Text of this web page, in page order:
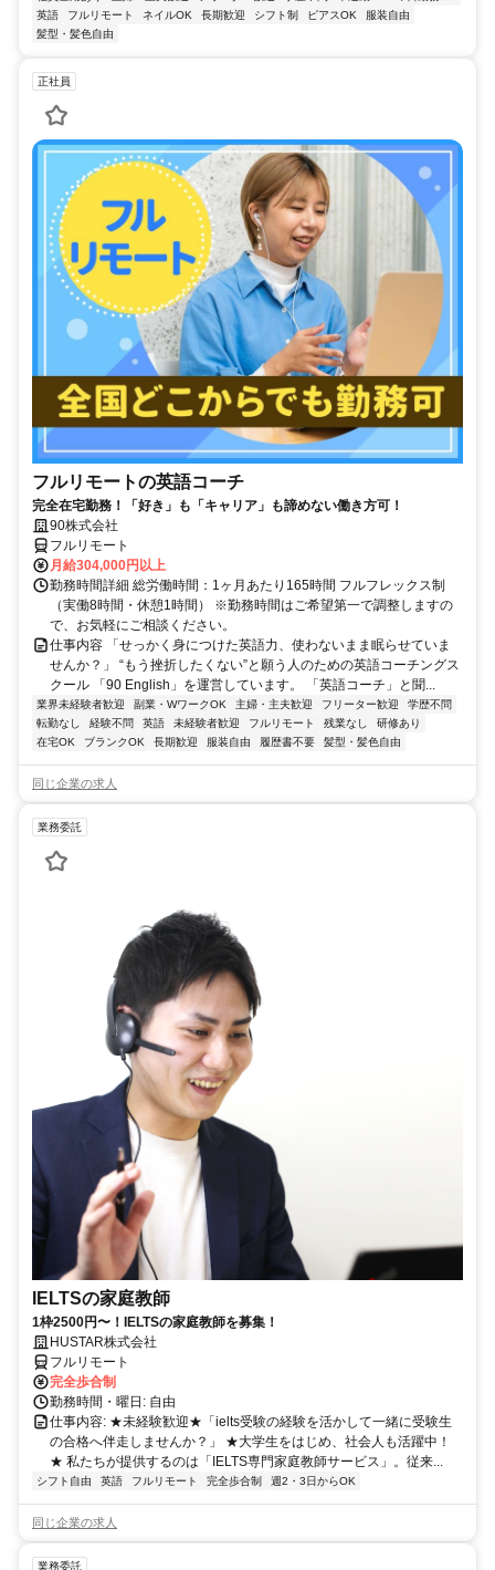
英語
フルリモート ネイルOK 長期歓迎 シフト制 ピアスOK
服装自由
髪型・髪色自由
正社員
フルリモートの英語コーチ
完全在宅勤務！「好き」も「キャリア」も諦めない働き方可！
90株式会社
フルリモート
月給304,000円以上
勤務時間詳細 総労働時間：1ヶ月あたり165時間 フルフレックス制
（実働8時間・休憩1時間） ※勤務時間はご希望第一で調整しますの
で、お気軽にご相談ください。
仕事内容 「せっかく身につけた英語力、使わないまま眠らせていま
せんか？」 “もう挫折したくない”と願う人のための英語コーチングス
クール 「90 English」を運営しています。 「英語コーチ」と聞...
業界未経験者歓迎 副業・WワークOK 主婦・主夫歓迎 フリーター歓迎
学歴不問
転勤なし
経験不問 英語 未経験者歓迎 フルリモート 残業なし
研修あり
在宅OK
ブランクOK 長期歓迎 服装自由 履歴書不要 髪型・髪色自由
同じ企業の求人
業務委託
IELTSの家庭教師
1枠2500円〜！IELTSの家庭教師を募集！
HUSTAR株式会社
フルリモート
完全歩合制
勤務時間・曜日: 自由
仕事内容: ★未経験歓迎★「ielts受験の経験を活かして一緒に受験生
の合格へ伴走しませんか？」 ★大学生をはじめ、社会人も活躍中！
★ 私たちが提供するのは「IELTS専門家庭教師サービス」。従来...
シフト自由 英語 フルリモート 完全歩合制 週2・3日からOK
同じ企業の求人
業務委託